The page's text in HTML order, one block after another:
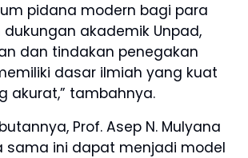
pidana modern bagi para
dukungan akademik Unpad,
dan tindakan penegakan
dasar ilmiah yang kuat
akurat,” tambahnya.
Prof. Asep N. Mulyana
sama ini dapat menjadi model